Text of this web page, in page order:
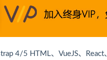
4/5 HTML、VueJS、